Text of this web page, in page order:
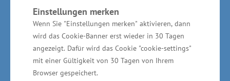
Einstellungen merken
Wenn Sie "Einstellungen merken" aktivieren, dann
wird das Cookie-Banner erst wieder in 30 Tagen
angezeigt. Dafür wird das Cookie "cookie-settings"
mit einer Gültigkeit von 30 Tagen von Ihrem
Browser gespeichert.
„HaffNet“. Das Modellvorhaben beschäftigt sich
mit der Patientenversorgung für die Uecker-
Randow-Region und Anklam. Im Mittelpunkt
der Kooperation steht die Vernetzung und
Koordination von ambulanten und stationären